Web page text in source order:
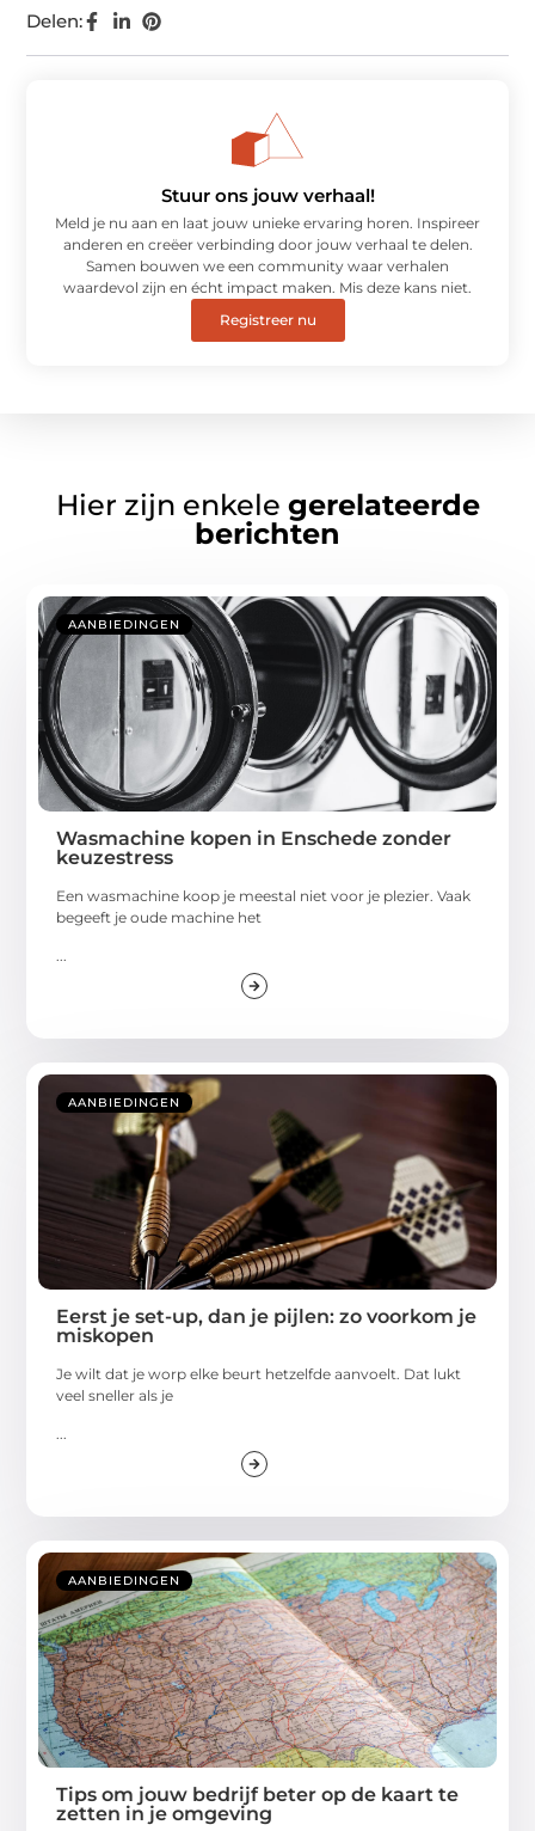
Delen:
Stuur ons jouw verhaal!
Meld je nu aan en laat jouw unieke ervaring horen. Inspireer
anderen en creëer verbinding door jouw verhaal te delen.
Samen bouwen we een community waar verhalen
waardevol zijn en écht impact maken. Mis deze kans niet.
Registreer nu
Hier zijn enkele gerelateerde
berichten
AANBIEDINGEN
Wasmachine kopen in Enschede zonder
keuzestress
Een wasmachine koop je meestal niet voor je plezier. Vaak
begeeft je oude machine het
...
AANBIEDINGEN
Eerst je set-up, dan je pijlen: zo voorkom je
miskopen
Je wilt dat je worp elke beurt hetzelfde aanvoelt. Dat lukt
veel sneller als je
...
AANBIEDINGEN
Tips om jouw bedrijf beter op de kaart te
zetten in je omgeving